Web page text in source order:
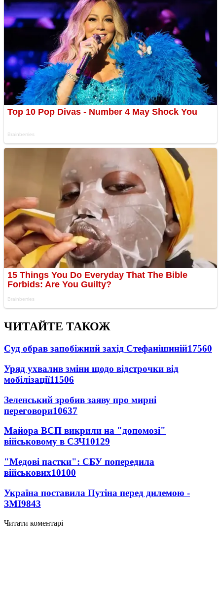
ЧИТАЙТЕ ТАКОЖ
Суд обрав запобіжний захід Стефанішиній17560
Уряд ухвалив зміни щодо відстрочки від
мобілізації11506
Зеленський зробив заяву про мирні
переговори10637
Майора ВСП викрили на "допомозі"
військовому в СЗЧ10129
"Медові пастки": СБУ попередила
військових10100
Україна поставила Путіна перед дилемою -
ЗМІ9843
Читати коментарі